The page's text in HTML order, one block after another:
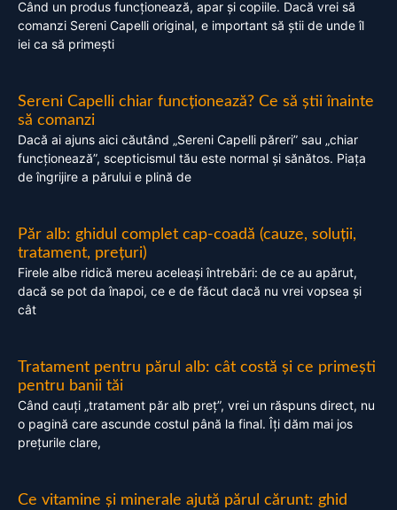
Când un produs funcționează, apar și copiile. Dacă vrei să
comanzi Sereni Capelli original, e important să știi de unde îl
iei ca să primești
Sereni Capelli chiar funcționează? Ce să știi înainte
să comanzi
Dacă ai ajuns aici căutând „Sereni Capelli păreri” sau „chiar
funcționează”, scepticismul tău este normal și sănătos. Piața
de îngrijire a părului e plină de
Păr alb: ghidul complet cap-coadă (cauze, soluții,
tratament, prețuri)
Firele albe ridică mereu aceleași întrebări: de ce au apărut,
dacă se pot da înapoi, ce e de făcut dacă nu vrei vopsea și
cât
Tratament pentru părul alb: cât costă și ce primești
pentru banii tăi
Când cauți „tratament păr alb preț”, vrei un răspuns direct, nu
o pagină care ascunde costul până la final. Îți dăm mai jos
prețurile clare,
Ce vitamine și minerale ajută părul cărunt: ghid